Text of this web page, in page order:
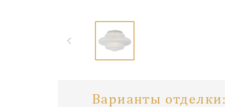
Варианты отделки: